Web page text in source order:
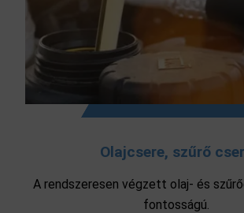
Olajcsere, szűrő
A rendszeresen végzett olaj- és
fontosságú.